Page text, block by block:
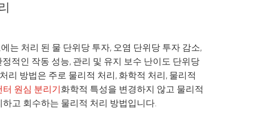
는 처리 된 물 단위당 투자, 오염 단위당 투자 감소,
적인 작동 성능, 관리 및 유지 보수 난이도 단위당
리 방법은 주로 물리적 처리, 화학적 처리, 물리적
원심 분리기화학적 특성을 변경하지 않고 물리적
고 회수하는 물리적 처리 방법입니다.